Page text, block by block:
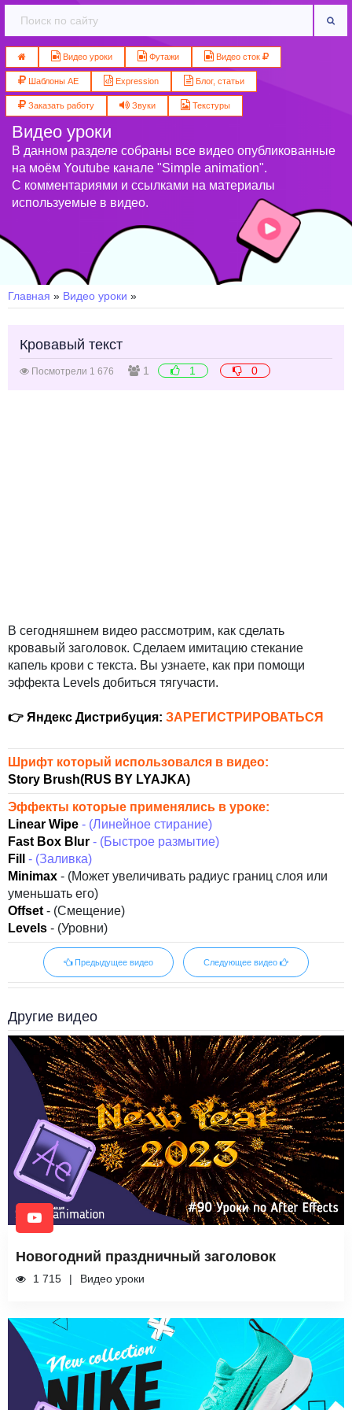
Видео уроки Футажи Видео сток
Шаблоны AE Expression Блог, статьи
Заказать работу Звуки Текстуры
Видео уроки
В данном разделе собраны все видео опубликованные
на моём Youtube канале "Simple animation".
С комментариями и ссылками на материалы
используемые в видео.
Главная » Видео уроки »
Кровавый текст
Посмотрели 1 676 1 1 0
В сегодняшнем видео рассмотрим, как сделать
кровавый заголовок. Сделаем имитацию стекание
капель крови с текста. Вы узнаете, как при помощи
эффекта Levels добиться тягучасти.
👉 Яндекс Дистрибуция: ЗАРЕГИСТРИРОВАТЬСЯ
Шрифт который использовался в видео:
Story Brush(RUS BY LYAJKA)
Эффекты которые применялись в уроке:
Linear Wipe - (Линейное стирание)
Fast Box Blur - (Быстрое размытие)
Fill
- (Заливка)
Minimax - (Может увеличивать радиус границ слоя или
уменьшать его)
Offset - (Cмещение)
Levels - (Уровни)
Предыдущее видео Следующее видео
Другие видео
Новогодний праздничный заголовок
1 715 Видео уроки